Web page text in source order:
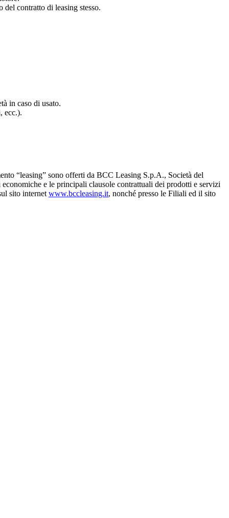
contratto di leasing stesso.
in caso di usato.
ecc.).
“leasing” sono offerti da BCC Leasing S.p.A., Società del
e le principali clausole contrattuali dei prodotti e servizi
sito internet www.bccleasing.it, nonché presso le Filiali ed il sito